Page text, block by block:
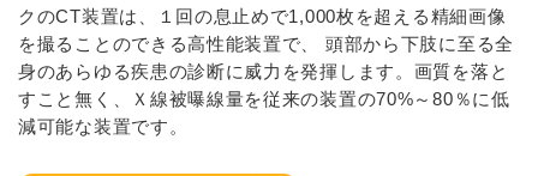
クのCT装置は、１回の息止めで1,000枚を超える精細画像
を撮ることのできる高性能装置で、 頭部から下肢に至る全
身のあらゆる疾患の診断に威力を発揮します。画質を落と
すこと無く、Ｘ線被曝線量を従来の装置の70%～80％に低
減可能な装置です。